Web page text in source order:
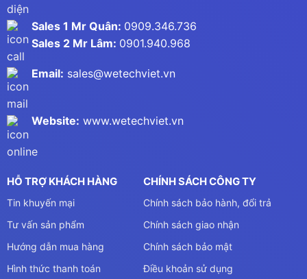
Sales 1 Mr Quân: 0909.346.736
Sales 2 Mr Lâm: 0901.940.968
Email: sales@wetechviet.vn
Website: www.wetechviet.vn
HỖ TRỢ KHÁCH HÀNG
Tin khuyến mại
Tư vấn sản phẩm
Hướng dẫn mua hàng
Hình thức thanh toán
CHÍNH SÁCH CÔNG TY
Chính sách bảo hành, đổi trả
Chính sách giao nhận
Chính sách bảo mật
Điều khoản sử dụng